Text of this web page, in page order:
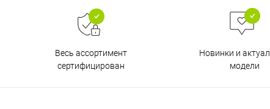
Весь ассортимент
сертифицирован
Новинки и
модели